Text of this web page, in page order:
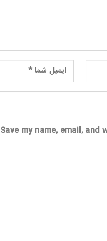
Save my name, email,